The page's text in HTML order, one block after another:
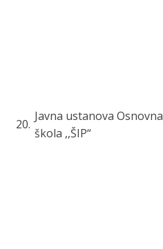
20.
Javna ustanova Osnovna
škola ,,ŠIP“